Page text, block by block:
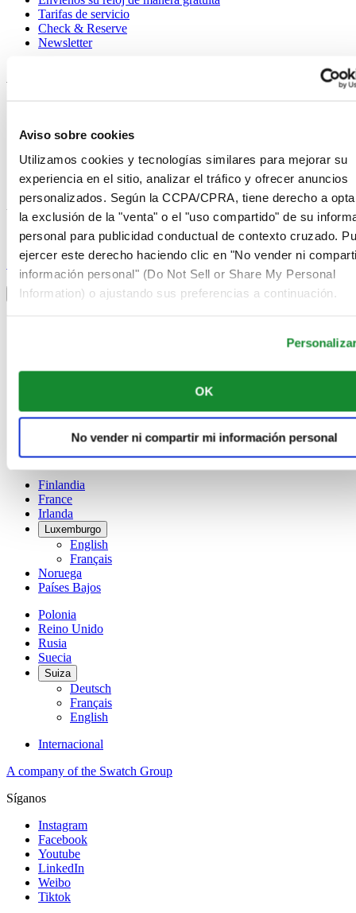
Aviso sobre cookies
Utilizamos cookies y tecnologías similares para mejorar su
experiencia en el sitio, analizar el tráfico y ofrecer anuncios
personalizados. Según la CCPA/CPRA, tiene derecho a
la exclusión de la "venta" o el "uso compartido" de su
personal para publicidad conductual de contexto cruzado.
ejercer este derecho haciendo clic en "No vender ni
información personal" (Do Not Sell or Share My Personal
Information) o ajustando sus preferencias a continuación.
OK
No vender ni compartir mi información personal
Tarifas de servicio
Check & Reserve
Newsletter
Aviso sobre cookies
Condiciones de venta
Desistimiento del contrato
Sistema de información
Únase al club Certina
Suscríbase para recibir información exclusiva
Suscríbase
Seleccionar país/región
Alternador de idioma
English
Dinamarca
España
Finlandia
France
Irlanda
Luxemburgo
English
Français
Noruega
Países Bajos
Polonia
Reino Unido
Rusia
Suecia
Suiza
Deutsch
Français
English
Internacional
A company of the Swatch Group
Síganos
Instagram
Facebook
Youtube
LinkedIn
Weibo
Tiktok